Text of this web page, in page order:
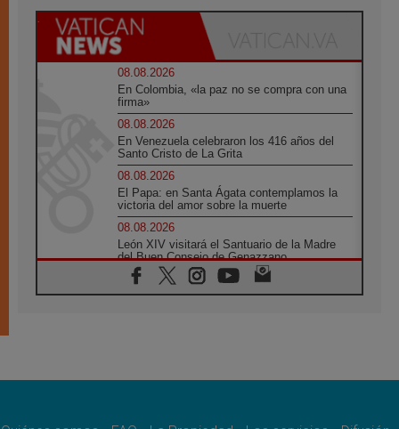
08.08.2026
En Colombia, «la paz no se compra con una
firma»
08.08.2026
En Venezuela celebraron los 416 años del
Santo Cristo de La Grita
08.08.2026
El Papa: en Santa Ágata contemplamos la
victoria del amor sobre la muerte
08.08.2026
León XIV visitará el Santuario de la Madre
del Buen Consejo de Genazzano
07.08.2026
Filipinas: el Vicariato Apostólico de Calapán
07.08.2026